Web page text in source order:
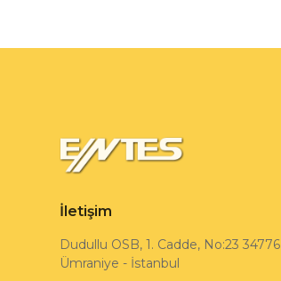
İletişim
Dudullu OSB, 1. Cadde, No:23 34776
Ümraniye - İstanbul